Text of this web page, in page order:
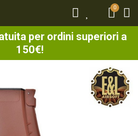
0
per ordini superiori a
150€!
0